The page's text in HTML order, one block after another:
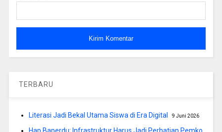
TERBARU
Literasi Jadi Bekal Utama Siswa di Era Digital 9 Juni 2026